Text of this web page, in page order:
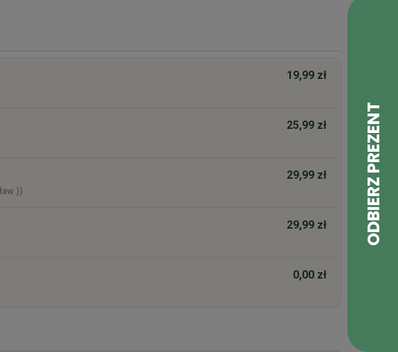
19,99 zł
25,99 zł
))
29,99 zł
29,99 zł
0,00 zł